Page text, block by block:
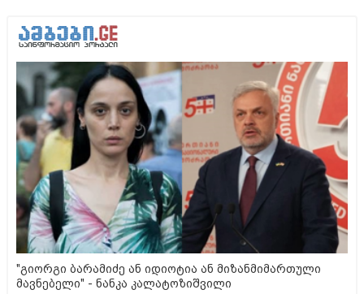
"გიორგი ბარამიძე ან იდიოტია ან მიზანმიმართული
მავნებელი" - ნანკა კალატოზიშვილი